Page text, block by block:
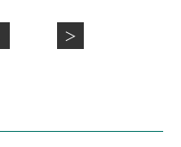
＞